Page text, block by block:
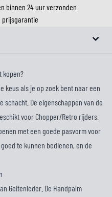
binnen 24 uur verzonden
prijsgarantie
kopen?
keus als je op zoek bent naar een
schacht. De eigenschappen van de
voor Chopper/Retro rijders.
met een goede pasvorm voor
te kunnen bedienen, en de
Geitenleder. De Handpalm